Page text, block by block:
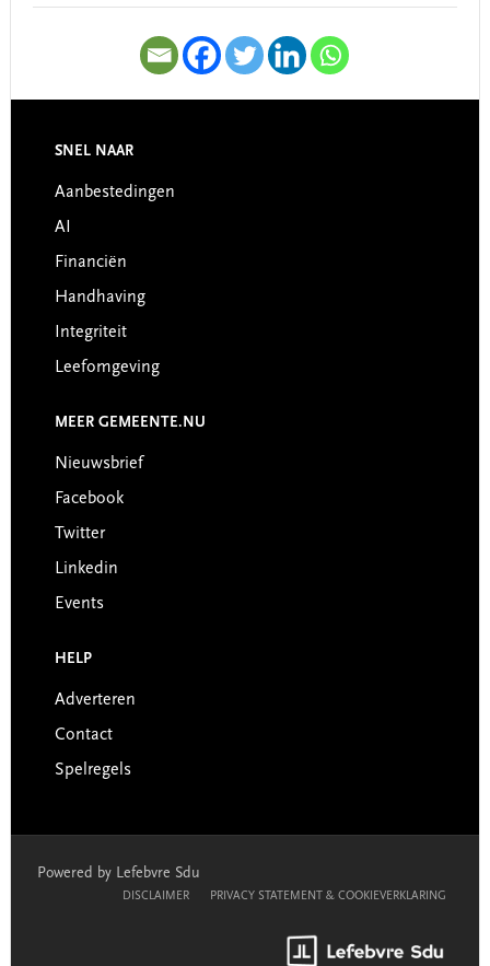
Footer
SNEL NAAR
Aanbestedingen
AI
Financiën
Handhaving
Integriteit
Leefomgeving
MEER GEMEENTE.NU
Nieuwsbrief
Facebook
Twitter
Linkedin
Events
HELP
Adverteren
Contact
Spelregels
Powered by Lefebvre Sdu
DISCLAIMER PRIVACY STATEMENT & COOKIEVERKLARING